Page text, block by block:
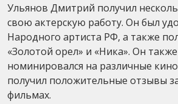
Ульянов Дмитрий получил
свою актерскую работу. Он был
Народного артиста РФ, а также
«Золотой орел» и «Ника». Он также
номинировался на различные
получил положительные отзывы
фильмах.